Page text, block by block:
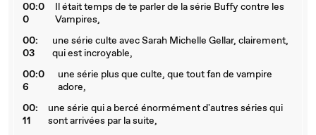
00:0
0
Il était temps de te parler de la série Buffy contre les
Vampires,
00:
03
une série culte avec Sarah Michelle Gellar, clairement,
qui est incroyable,
00:0
6
une série plus que culte, que tout fan de vampire
adore,
00:
11
une série qui a bercé énormément d'autres séries qui
sont arrivées par la suite,